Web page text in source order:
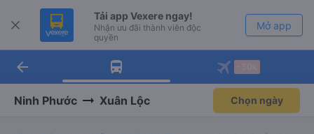
Tải app Vexere ngay!
Nhận ưu đãi thành viên độc
quyền
Mở app
Tải app Vexere
-30k/ghế khi đặt vé máy bay qua
Mở app
arrow_back
Ninh Phước Xuân Lộc Chọn ngày